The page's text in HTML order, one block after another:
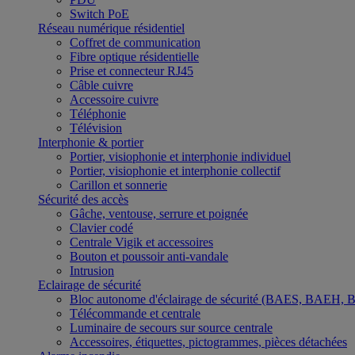
Switch PoE
Réseau numérique résidentiel
Coffret de communication
Fibre optique résidentielle
Prise et connecteur RJ45
Câble cuivre
Accessoire cuivre
Téléphonie
Télévision
Interphonie & portier
Portier, visiophonie et interphonie individuel
Portier, visiophonie et interphonie collectif
Carillon et sonnerie
Sécurité des accès
Gâche, ventouse, serrure et poignée
Clavier codé
Centrale Vigik et accessoires
Bouton et poussoir anti-vandale
Intrusion
Eclairage de sécurité
Bloc autonome d'éclairage de sécurité (BAES,
Télécommande et centrale
Luminaire de secours sur source centrale
Accessoires, étiquettes, pictogrammes, pièces détachées